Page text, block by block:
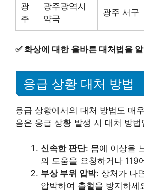
광
주
광주광역시
약국
광주 서구
✅화상에 대한 올바른 대처법을
응급 상황 대처 방법
응급 상황에서의 대처 방법도 매
음은 응급 상황 발생 시 대처 방법
신속한 판단: 몸에 이상을
의 도움을 요청하거나 119
부상 부위 압박: 상처가 나
압박하여 출혈을 방지하세